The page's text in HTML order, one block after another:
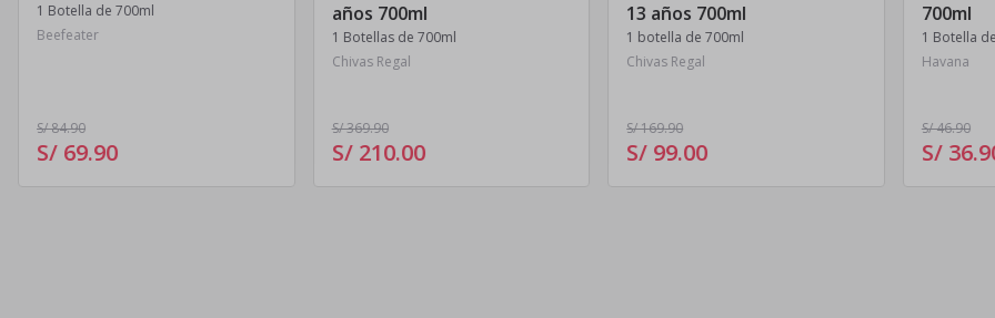
1 Botella de 700ml
Beefeater
S/ 84.90
S/ 69.90
años 700ml
1 Botellas de 700ml
Chivas Regal
S/ 369.90
S/ 210.00
13 años 700ml
1 botella de 700ml
Chivas Regal
S/ 169.90
S/ 99.00
700ml
1 Botella
Havana
S/ 46.90
S/ 36.